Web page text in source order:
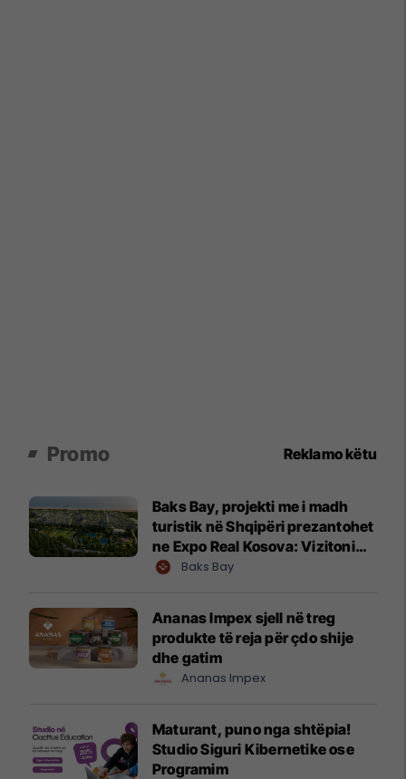
Promo Reklamo këtu
Baks Bay, projekti me i madh
turistik në Shqipëri prezantohet
ne Expo Real Kosova: Vizitoni
shtandin dhe zbuloni
Baks Bay
Ananas Impex sjell në treg
produkte të reja për çdo shije
dhe gatim
Ananas Impex
Maturant, puno nga shtëpia!
Studio Siguri Kibernetike ose
Programim